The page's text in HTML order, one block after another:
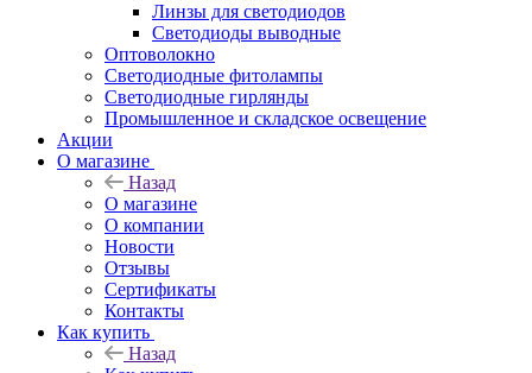
Линзы для светодиодов
Светодиоды выводные
Оптоволокно
Светодиодные фитолампы
Светодиодные гирлянды
Промышленное и складское освещение
Акции
О магазине
Назад
О магазине
О компании
Новости
Отзывы
Сертификаты
Контакты
Как купить
Назад